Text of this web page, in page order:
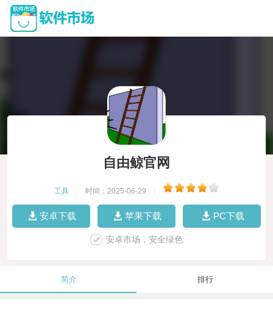
自由鲸官网
工具 时间：2025-06-29
安卓下载 苹果下载 PC下载
安卓市场，安全绿色
简介 排行